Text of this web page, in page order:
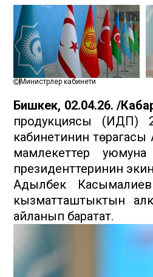
Министрлер кабинети
Бишкек, 02.04.26. /
продукциясы (ИДП)
кабинетинин
мамлекеттер
президенттеринин
Адылбек
кызматташтыктын
айланып баратат.